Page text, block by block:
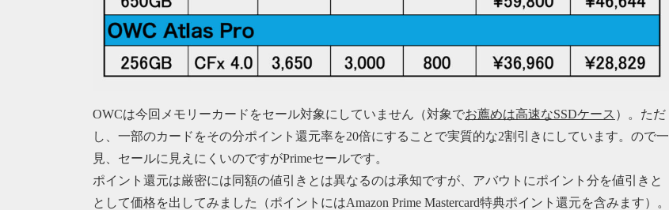
OWCは今回メモリーカードをセール対象にしていません（対象でお薦めは高速なSSDケース ）。ただ
し、一部のカードをその分ポイント還元率を20倍にすることで実質的な2割引きにしています。ので一
見、セールに見えにくいのですがPrimeセールです。
ポイント還元は厳密には同額の値引きとは異なるのは承知ですが、アバウトにポイント分を値引きと
として価格を出してみました（ポイントにはAmazon Prime Mastercard特典ポイント還元を含みます）。